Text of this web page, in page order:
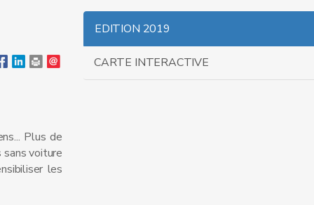
Plus de
voiture
les
EDITION 2019
CARTE INTERACTIVE